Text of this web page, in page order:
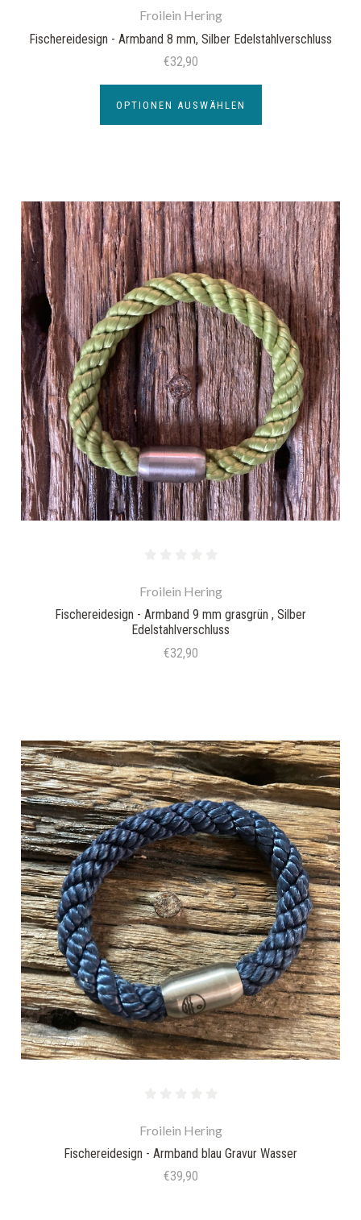
Froilein Hering
Fischereidesign - Armband 8 mm, Silber Edelstahlverschluss
€32,90
OPTIONEN AUSWÄHLEN
Froilein Hering
Fischereidesign - Armband 9 mm grasgrün , Silber
Edelstahlverschluss
€32,90
Froilein Hering
Fischereidesign - Armband blau Gravur Wasser
€39,90